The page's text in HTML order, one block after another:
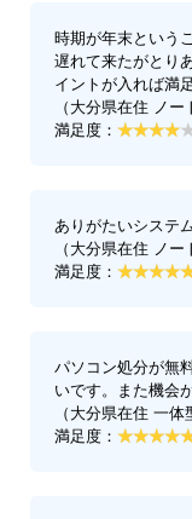
時期が年末という
遅れて来たがとり
イントが入れば満
（大分県在住 ノ
満足度：
ありがたいシステ
（大分県在住 ノー
満足度：
パソコン処分が無
いです。また機会
（大分県在住 一体
満足度：